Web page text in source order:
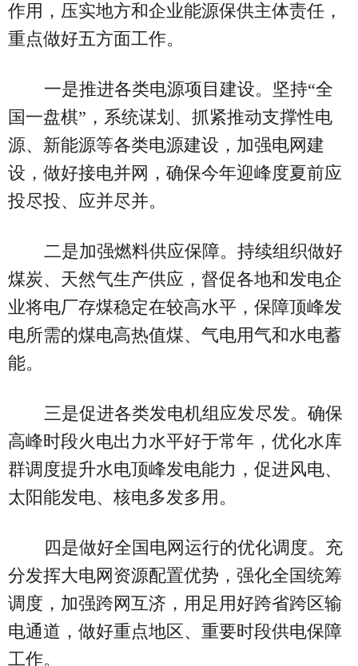
作用，压实地方和企业能源保供主体责任，
重点做好五方面工作。
一是推进各类电源项目建设。坚持“全
国一盘棋”，系统谋划、抓紧推动支撑性电
源、新能源等各类电源建设，加强电网建
设，做好接电并网，确保今年迎峰度夏前应
投尽投、应并尽并。
二是加强燃料供应保障。持续组织做好
煤炭、天然气生产供应，督促各地和发电企
业将电厂存煤稳定在较高水平，保障顶峰发
电所需的煤电高热值煤、气电用气和水电蓄
能。
三是促进各类发电机组应发尽发。确保
高峰时段火电出力水平好于常年，优化水库
群调度提升水电顶峰发电能力，促进风电、
太阳能发电、核电多发多用。
四是做好全国电网运行的优化调度。充
分发挥大电网资源配置优势，强化全国统筹
调度，加强跨网互济，用足用好跨省跨区输
电通道，做好重点地区、重要时段供电保障
工作。